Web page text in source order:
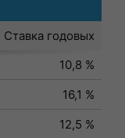
Ставка годовых
10,8 %
16,1 %
12,5 %